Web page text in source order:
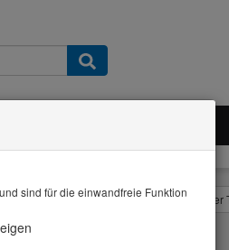
zeigen aus: Messbecher Messzylinder
sind für die einwandfreie Funktion